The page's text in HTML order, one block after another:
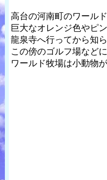
高台の河南町のワール
巨大なオレンジ色やピ
龍泉寺へ行ってから知
この傍のゴルフ場など
ワールド牧場は小動物